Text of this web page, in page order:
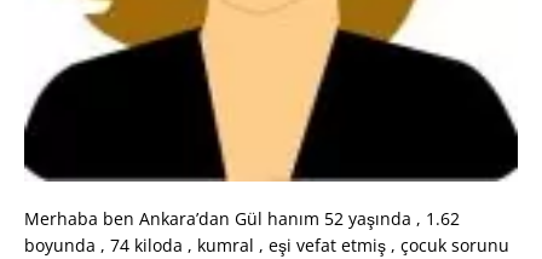
Merhaba ben Ankara’dan Gül hanım 52 yaşında , 1.62
boyunda , 74 kiloda , kumral , eşi vefat etmiş , çocuk sorunu